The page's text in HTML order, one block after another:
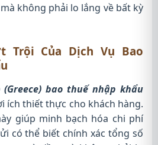
không phải lo lắng về bất kỳ
Trội Của Dịch Vụ Bao
bao thuế nhập khẩu
ích thiết thực cho khách hàng.
giúp minh bạch hóa chi phí
có thể biết chính xác tổng số